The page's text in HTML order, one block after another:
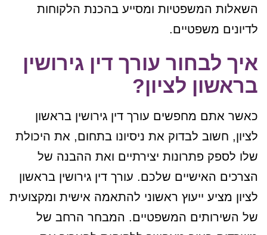
השאלות המשפטיות ומסייע בהכנת הלקוחות
לדיונים משפטיים.
איך לבחור עורך דין גירושין
בראשון לציון?
כאשר אתם מחפשים עורך דין גירושין בראשון
לציון, חשוב לבדוק את ניסיונו בתחום, את היכולת
שלו לספק פתרונות יצירתיים ואת ההבנה של
הצרכים האישיים שלכם. עורך דין גירושין בראשון
לציון מציע ייעוץ ראשוני להתאמה אישית ומקצועית
של השירותים המשפטיים. המבחר הרחב של